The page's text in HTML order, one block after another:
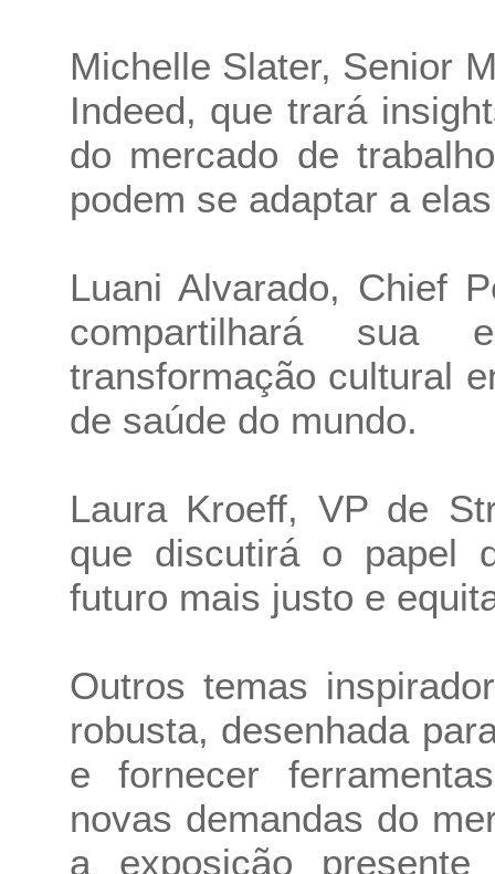
Michelle Slater, Senior
Indeed, que trará
do mercado de
podem se adaptar a
Luani Alvarado, Chief
compartilhará sua
transformação cultural
de saúde do mundo.
Laura Kroeff, VP de
que discutirá o papel
futuro mais justo e
Outros temas
robusta, desenhada
e fornecer
novas demandas do
a exposição